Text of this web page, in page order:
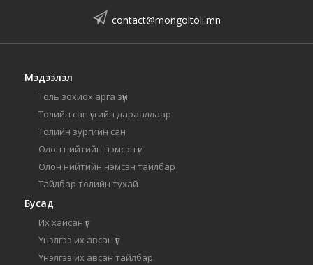
contact@mongoltoli.mn
Мэдээлэл
Толь зохиох арга зүй
Толийн сан үсгийн дарааллаар
Толийн зургийн сан
Олон нийтийн нэмсэн үг
Олон нийтийн нэмсэн тайлбар
Тайлбар толийн тухай
Бусад
Их хайсан үг
Үнэлгээ их авсан үг
Үнэлгээ их авсан тайлбар